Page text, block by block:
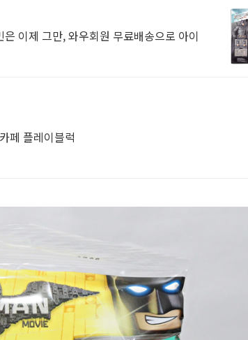
이제 그만, 와우회원 무료배송으로 아이
페 플레이블럭